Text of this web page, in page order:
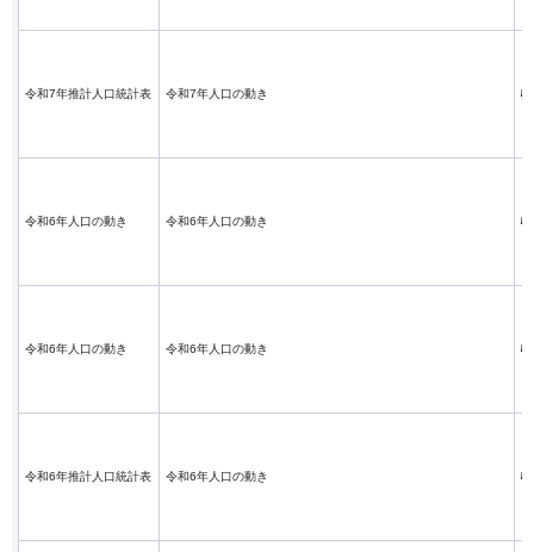
令和7年推計人口統計表 令和7年人口の動き
令和6年人口の動き 令和6年人口の動き
令和6年人口の動き 令和6年人口の動き
令和6年推計人口統計表 令和6年人口の動き